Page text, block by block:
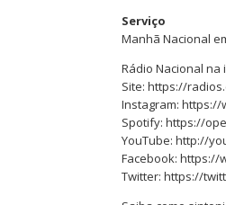
Serviço
Manhã Nacional
Rádio Nacional
Site: https://
Instagram:
Spotify: https://
YouTube: http://
Facebook: https://
Twitter: https://